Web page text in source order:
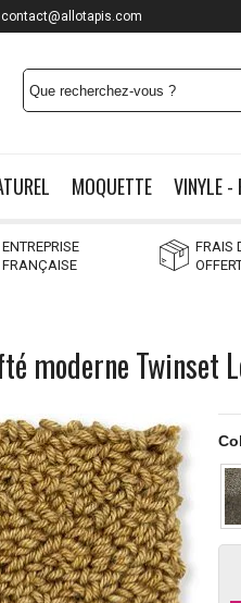
MOQUETTE VINYLE -
ENTREPRISE
FRANÇAISE
FRAIS
moderne Twinset
contact@allotapis.com